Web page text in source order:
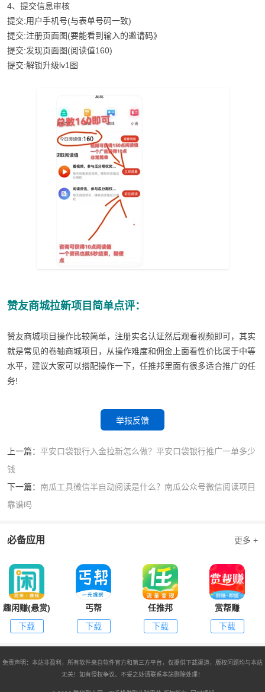
4、提交信息审核
提交:用户手机号(与表单号码一致)
提交:注册页面图(要能看到输入的邀请码》
提交:发现页面图(阅读值160)
提交:解锁升级lv1图
赞友商城拉新项目简单点评：
赞友商城项目操作比较简单，注册实名认证然后观看视频即可，其实
就是常见的卷轴商城项目，从操作难度和佣金上面看性价比属于中等
水平，建议大家可以搭配操作一下，任推邦里面有很多适合推广的任
务!
举报反馈
上一篇： 平安口袋银行入金拉新怎么做？平安口袋银行推广一单多少
钱
下一篇： 南瓜工具微信半自动阅读是什么？南瓜公众号微信阅读项目
靠谱吗
必备应用 更多 +
趣闲赚(悬赏)
下载
丐帮
下载
任推邦
下载
赏帮赚
下载
免责声明：本站非盈利，所有软件来自软件官方和第三方平台，仅提供下载渠道，版权问题均与本站
无关！如有侵权争议、不妥之处请联系本站删除处理！